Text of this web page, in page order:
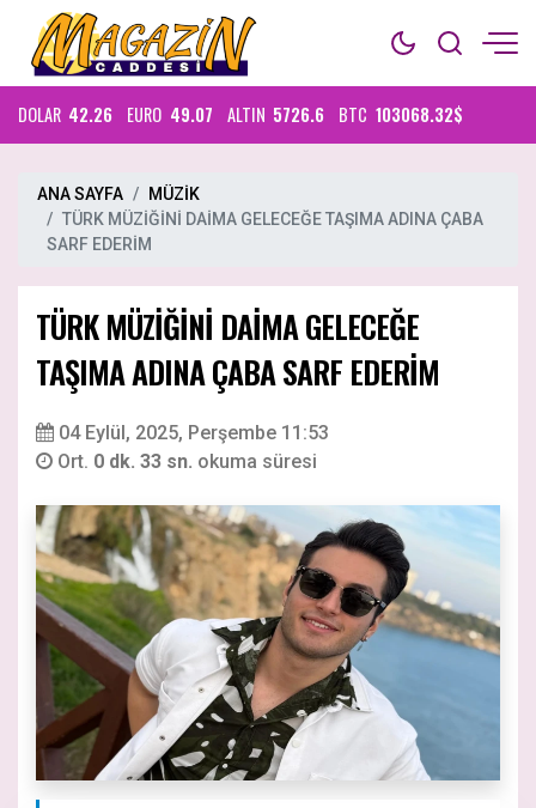
DOLAR 42.26 EURO 49.07 ALTIN 5726.6 BTC 103068.32$
ANA SAYFA
MÜZİK
TÜRK MÜZİĞİNİ DAİMA GELECEĞE TAŞIMA ADINA ÇABA
SARF EDERİM
TÜRK MÜZİĞİNİ DAİMA GELECEĞE
TAŞIMA ADINA ÇABA SARF EDERİM
04 Eylül, 2025, Perşembe 11:53
Ort. 0 dk. 33 sn. okuma süresi